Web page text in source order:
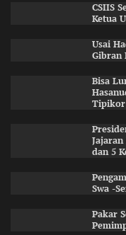
CSIIS
Ketua
Usai
Gibran
Bisa
Tipikor
dan 5
Swa -
Pakar